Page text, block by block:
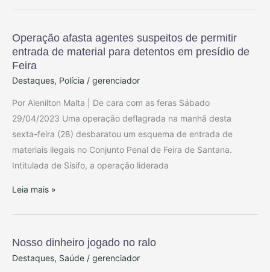
ouro
Operação afasta agentes suspeitos de permitir
entrada de material para detentos em presídio de
Feira
Destaques, Polícia / gerenciador
Por Alenilton Malta | De cara com as feras Sábado
29/04/2023 Uma operação deflagrada na manhã desta
sexta-feira (28) desbaratou um esquema de entrada de
materiais ilegais no Conjunto Penal de Feira de Santana.
Intitulada de Sísifo, a operação liderada
Operação
afasta
agentes
suspeitos
de
permitir
entrada
de
material
detentos
de
Feira
Leia mais »
Nosso dinheiro jogado no ralo
Destaques, Saúde / gerenciador
Nosso
dinheiro